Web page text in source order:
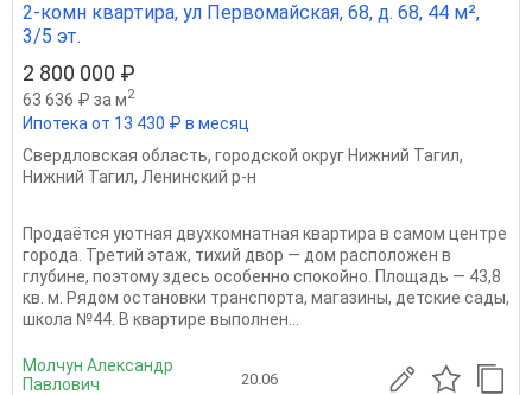
2-комн квартира, ул Первомайская, 68, д. 68, 44 м²,
3/5 эт.
2 800 000 ₽
63 636 ₽ за м2
Ипотека от 13 430 ₽ в месяц
Свердловская область, городской округ Нижний Тагил,
Нижний Тагил, Ленинский р-н
Продаётся уютная двухкомнатная квартира в самом центре
города. Третий этаж, тихий двор — дом расположен в
глубине, поэтому здесь особенно спокойно. Площадь — 43,8
кв. м. Рядом остановки транспорта, магазины, детские сады,
школа №44. В квартире выполнен...
Молчун Александр
Павлович
20.06